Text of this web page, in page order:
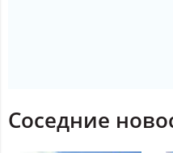
Соседние